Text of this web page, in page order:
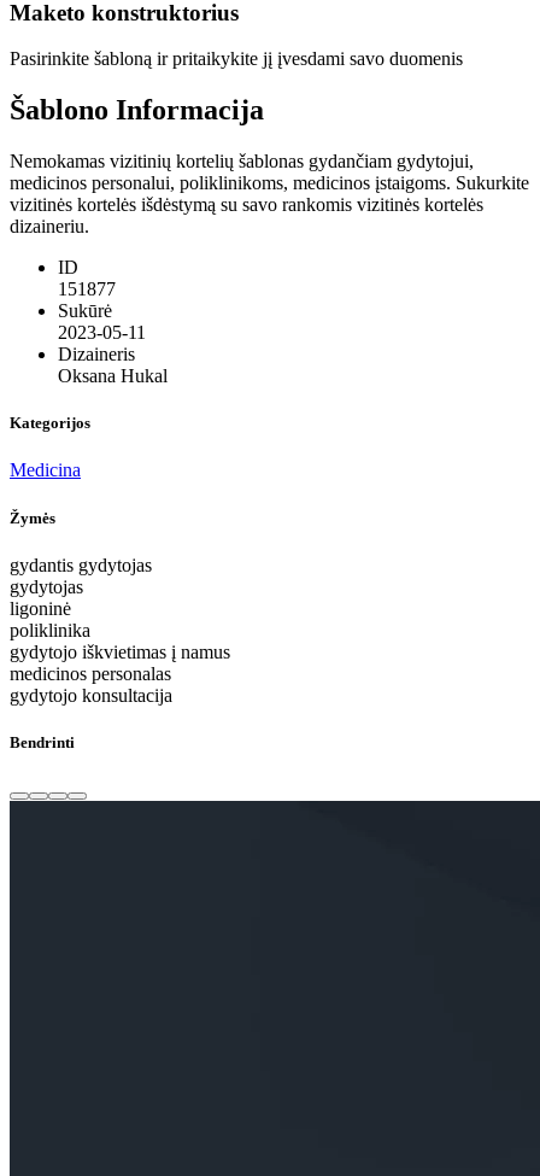
Maketo konstruktorius
Pasirinkite šabloną ir pritaikykite jį įvesdami savo duomenis
Šablono Informacija
Nemokamas vizitinių kortelių šablonas gydančiam gydytojui,
medicinos personalui, poliklinikoms, medicinos įstaigoms. Sukurkite
vizitinės kortelės išdėstymą su savo rankomis vizitinės kortelės
dizaineriu.
ID
151877
Sukūrė
2023-05-11
Dizaineris
Oksana Hukal
Kategorijos
Medicina
Žymės
gydantis gydytojas
gydytojas
ligoninė
poliklinika
gydytojo iškvietimas į namus
medicinos personalas
gydytojo konsultacija
Bendrinti